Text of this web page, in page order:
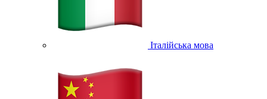
Італійська мова